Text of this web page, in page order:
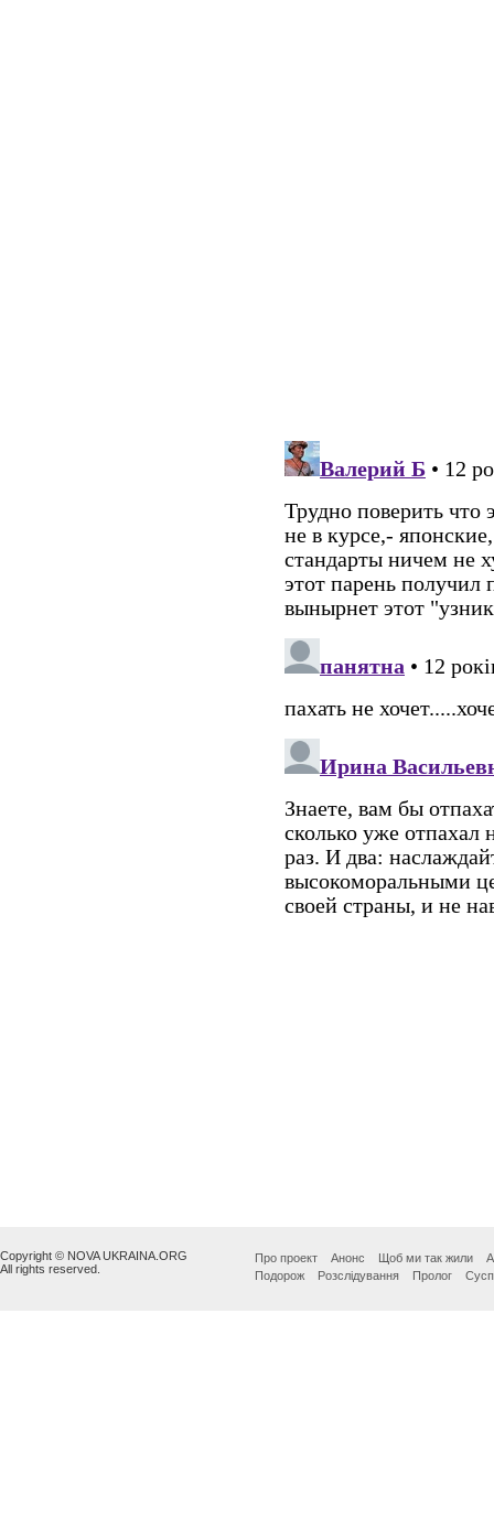
Copyright © NOVA UKRAINA.ORG
All rights reserved.
Про проект Анонс Щоб ми так жили
Подорож
Розслідування Пролог